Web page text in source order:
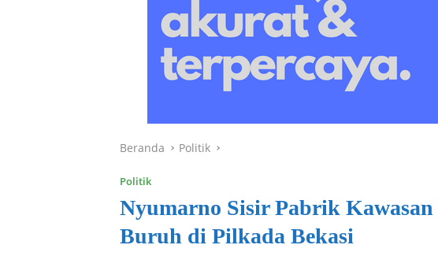
Beranda Politik
Politik
Nyumarno Sisir Pabrik
Buruh di Pilkada Bekasi